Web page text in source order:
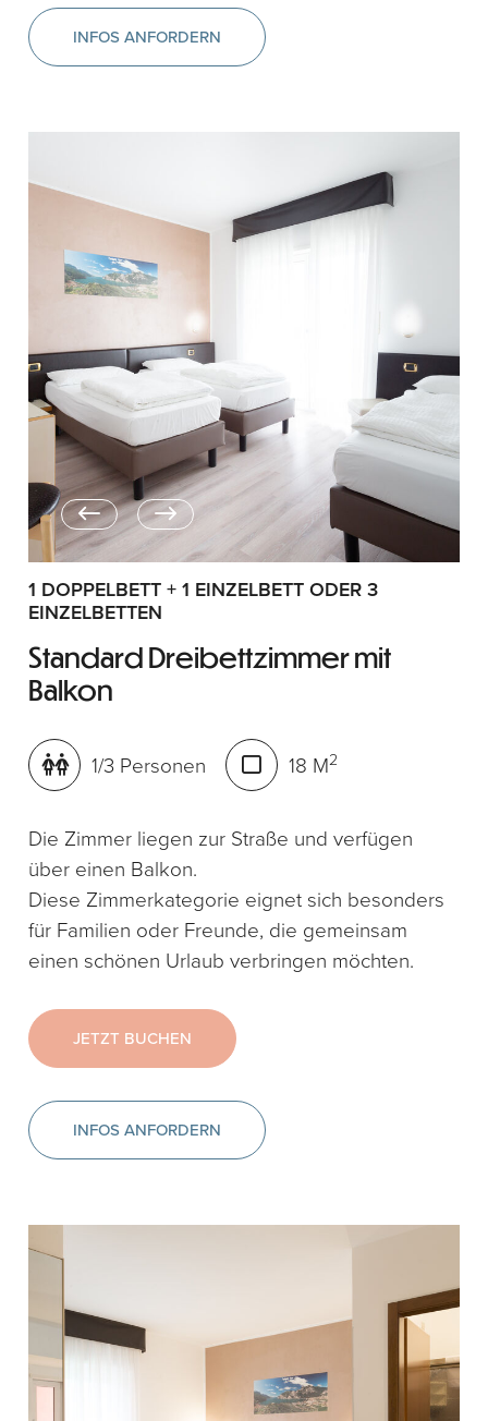
INFOS ANFORDERN
1 DOPPELBETT + 1 EINZELBETT ODER 3
EINZELBETTEN
Standard Dreibettzimmer mit
Balkon
1/3 Personen 18 M2
Die Zimmer liegen zur Straße und verfügen
über einen Balkon.
Diese Zimmerkategorie eignet sich besonders
für Familien oder Freunde, die gemeinsam
einen schönen Urlaub verbringen möchten.
JETZT BUCHEN
INFOS ANFORDERN